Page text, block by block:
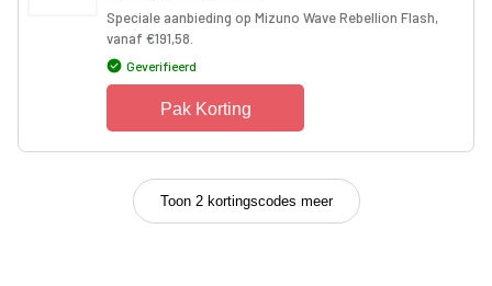
Speciale aanbieding op Mizuno Wave Rebellion Flash,
vanaf €191,58.
Geverifieerd
Pak Korting
Toon 2 kortingscodes meer